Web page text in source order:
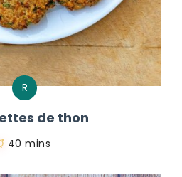
R
de thon
40 mins